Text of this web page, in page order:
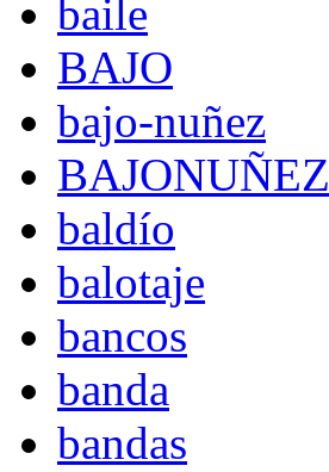
baile
BAJO
bajo-nuñez
BAJONUÑEZ
baldío
balotaje
bancos
banda
bandas